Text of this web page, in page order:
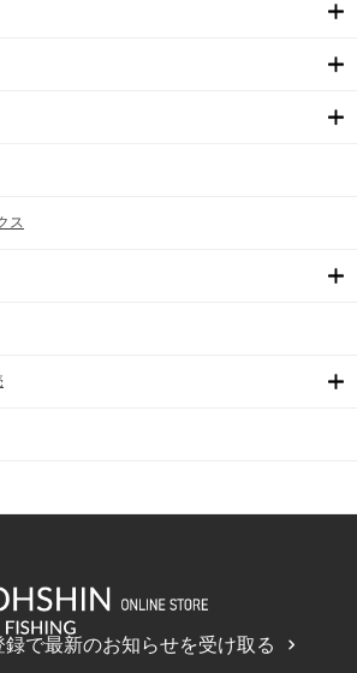
ス
録で最新のお知らせを受け取る